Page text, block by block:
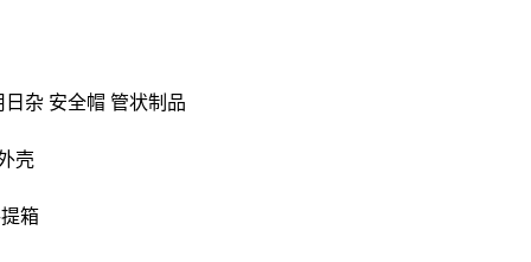
杂 安全帽 管状制品
壳
箱